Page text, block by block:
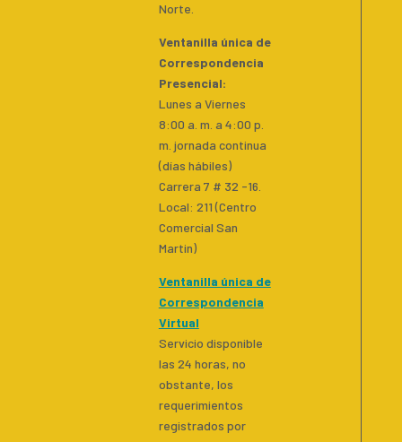
Norte.
Ventanilla única de
Correspondencia
Presencial:
Lunes a Viernes
8:00 a. m. a 4:00 p.
m. jornada continua
(días hábiles)
Carrera 7 # 32 -16.
Local: 211 (Centro
Comercial San
Martin)
Ventanilla única de
Correspondencia
Virtual
Servicio disponible
las 24 horas, no
obstante, los
requerimientos
registrados por